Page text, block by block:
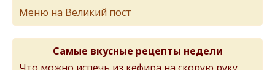
Меню на Великий пост
Самые вкусные рецепты недели
Что можно испечь из кефира на скорую руку